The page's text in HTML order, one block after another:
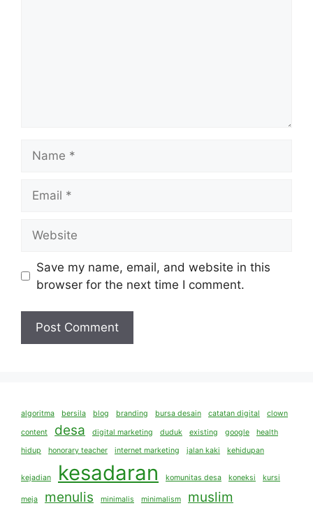
Save my name, email, and website in this
browser for the next time I comment.
algoritma bersila blog branding bursa desain catatan digital clown
content desa digital marketing duduk existing google
health
hidup
honorary teacher internet marketing jalan kaki kehidupan
kejadian kesadaran komunitas desa koneksi kursi
meja menulis minimalis minimalism muslim